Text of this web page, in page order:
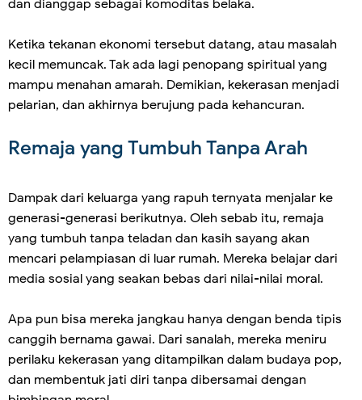
dan dianggap sebagai komoditas belaka.
Ketika tekanan ekonomi tersebut datang, atau masalah
kecil memuncak. Tak ada lagi penopang spiritual yang
mampu menahan amarah. Demikian, kekerasan menjadi
pelarian, dan akhirnya berujung pada kehancuran.
Remaja yang Tumbuh Tanpa Arah
Dampak dari keluarga yang rapuh ternyata menjalar ke
generasi-generasi berikutnya. Oleh sebab itu, remaja
yang tumbuh tanpa teladan dan kasih sayang akan
mencari pelampiasan di luar rumah. Mereka belajar dari
media sosial yang seakan bebas dari nilai-nilai moral.
Apa pun bisa mereka jangkau hanya dengan benda tipis
canggih bernama gawai. Dari sanalah, mereka meniru
perilaku kekerasan yang ditampilkan dalam budaya pop,
dan membentuk jati diri tanpa dibersamai dengan